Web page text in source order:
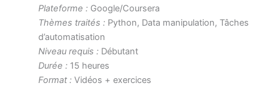
Plateforme :Google/Coursera
Thèmes traités :Python, Data manipulation, Tâches
d’automatisation
Niveau requis :Débutant
Durée :15 heures
Format :Vidéos + exercices